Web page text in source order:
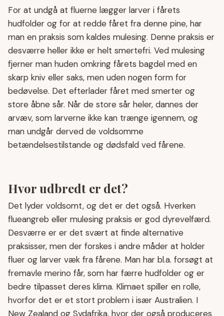
For at undgå at fluerne lægger larver i fårets
hudfolder og for at redde fåret fra denne pine, har
man en praksis som kaldes mulesing. Denne praksis er
desværre heller ikke er helt smertefri. Ved mulesing
fjerner man huden omkring fårets bagdel med en
skarp kniv eller saks, men uden nogen form for
bedøvelse. Det efterlader fåret med smerter og
store åbne sår. Når de store sår heler, dannes der
arvæv, som larverne ikke kan trænge igennem, og
man undgår derved de voldsomme
betændelsestilstande og dødsfald ved fårene.
Hvor udbredt er det?
Det lyder voldsomt, og det er det også. Hverken
flueangreb eller mulesing praksis er god dyrevelfærd.
Desværre er er det svært at finde alternative
praksisser, men der forskes i andre måder at holder
fluer og larver væk fra fårene. Man har bl.a. forsøgt at
fremavle merino får, som har færre hudfolder og er
bedre tilpasset deres klima. Klimaet spiller en rolle,
hvorfor det er et stort problem i især Australien. I
New Zealand og Sydafrika, hvor der også produceres